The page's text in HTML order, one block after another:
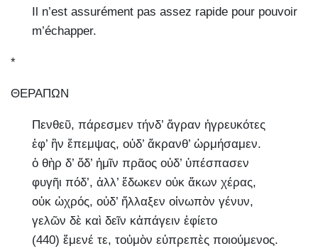
Il n’est assurément pas assez rapide pour pouvoir
m’échapper.
*
ΘΕΡΑΠΩΝ
Πενθεῦ, πάρεσμεν τήνδ’ ἄγραν ἠγρευκότες
ἐφ’ ἣν ἔπεμψας, οὐδ’ ἄκρανθ’ ὡρμήσαμεν.
ὁ θὴρ δ’ ὅδ’ ἡμῖν πρᾶος οὐδ’ ὑπέσπασεν
φυγῆι πόδ’, ἀλλ’ ἔδωκεν οὐκ ἄκων χέρας,
οὐκ ὠχρός, οὐδ’ ἤλλαξεν οἰνωπὸν γένυν,
γελῶν δὲ καὶ δεῖν κἀπάγειν ἐφίετο
(440) ἔμενέ τε, τοὐμὸν εὐπρεπὲς ποιούμενος.